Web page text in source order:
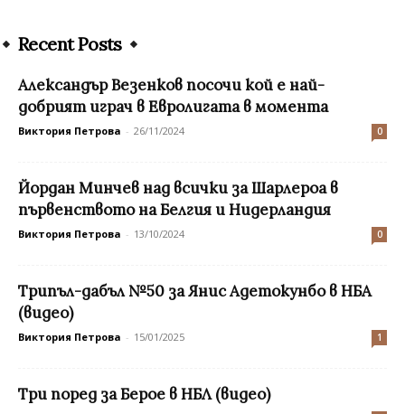
Recent Posts
Александър Везенков посочи кой е най-
добрият играч в Евролигата в момента
Виктория Петрова - 26/11/2024 0
Йордан Минчев над всички за Шарлероа в
първенството на Белгия и Нидерландия
Виктория Петрова - 13/10/2024 0
Трипъл-дабъл №50 за Янис Адетокунбо в НБА
(видео)
Виктория Петрова - 15/01/2025 1
Три поред за Берое в НБЛ (видео)